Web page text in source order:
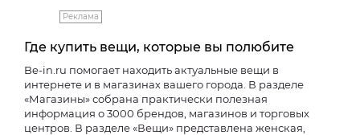
Реклама
Где купить вещи, которые вы полюбите
Be-in.ru помогает находить актуальные вещи в
интернете и в магазинах вашего города. В разделе
«Магазины» собрана практически полезная
информация о 3000 брендов, магазинов и торговых
центров. В разделе «Вещи» представлена женская,